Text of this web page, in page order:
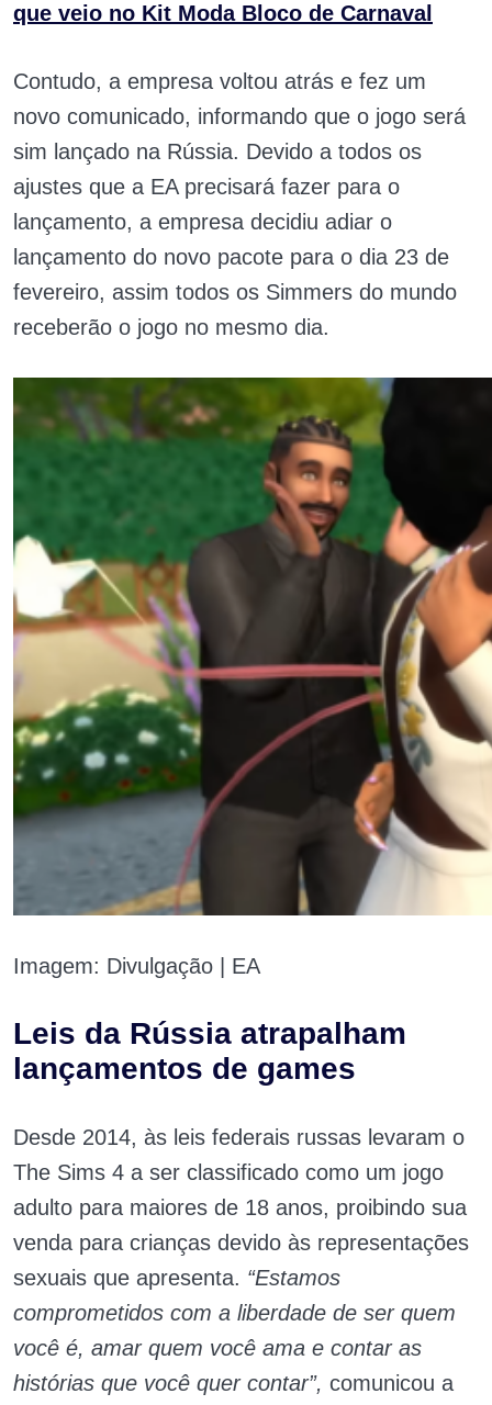
que veio no Kit Moda Bloco de Carnaval
Contudo, a empresa voltou atrás e fez um
novo comunicado, informando que o jogo será
sim lançado na Rússia. Devido a todos os
ajustes que a EA precisará fazer para o
lançamento, a empresa decidiu adiar o
lançamento do novo pacote para o dia 23 de
fevereiro, assim todos os Simmers do mundo
receberão o jogo no mesmo dia.
Imagem: Divulgação | EA
Leis da Rússia atrapalham
lançamentos de games
Desde 2014, às leis federais russas levaram o
The Sims 4 a ser classificado como um jogo
adulto para maiores de 18 anos, proibindo sua
venda para crianças devido às representações
sexuais que apresenta. “Estamos
comprometidos com a liberdade de ser quem
você é, amar quem você ama e contar as
histórias que você quer contar”, comunicou a